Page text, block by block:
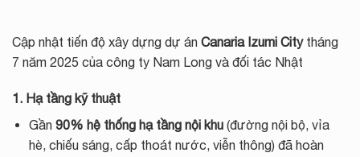
Cập nhật tiến độ xây dựng dự án Canaria Izumi Citytháng
7 năm 2025 của công ty Nam Long và đối tác Nhật
1. Hạ tầng kỹ thuật
Gần 90% hệ thống hạ tầng nội khu(đường nội bộ, vỉa
hè, chiếu sáng, cấp thoát nước, viễn thông) đã hoàn